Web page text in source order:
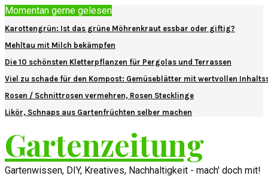
Momentan gerne gelesen
Karottengrün: Ist das grüne Möhrenkraut essbar oder giftig?
Mehltau mit Milch bekämpfen
Die 10 schönsten Kletterpflanzen für Pergolas und Terrassen
Viel zu schade für den Kompost: Gemüseblätter mit wertvollen
Rosen / Schnittrosen vermehren, Rosen Stecklinge
Likör, Schnaps aus Gartenfrüchten selber machen
Gartenzeitung
Gartenwissen, DIY, Kreatives, Nachhaltigkeit - mach' doch mit!